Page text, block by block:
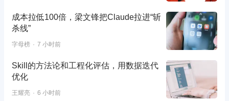
成本拉低100倍，梁文锋把Claude拉进“斩
杀线”
字母榜 7 小时前
Skill的方法论和工程化评估，用数据迭代
优化
王耀亮 6 小时前